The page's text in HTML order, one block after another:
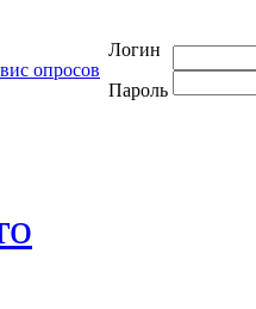
Логин
Пароль